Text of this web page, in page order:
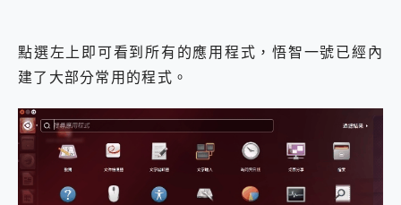
點選左上即可看到所有的應用程式，悟智一號已經內
建了大部分常用的程式。